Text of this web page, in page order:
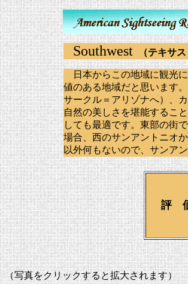
Southwest （テキサ
日本からこの地域に観光に
値のある地域だと思います
サークル＝アリゾナへ）、
自然の美しさを堪能するこ
しても最適です。東部の街
場合、西のサンアントニオ
以外何もないので、サンア
評
（写真をクリックすると拡大されます）